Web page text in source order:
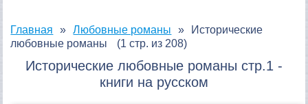
Главная Любовные романы
Исторические
любовные романы
(1 стр. из 208)
Исторические любовные романы стр.1 -
книги на русском